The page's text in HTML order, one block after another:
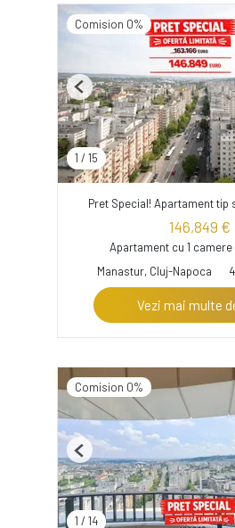
Comision 0%
1 / 15
Previous
Pret Special! Apartament tip
146,849 €
Apartament cu 1 camere
Manastur, Cluj-Napoca
Vezi mai multe
Comision 0%
1 / 14
Previous